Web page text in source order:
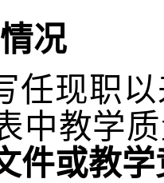
况
任现职
中教学
件或教